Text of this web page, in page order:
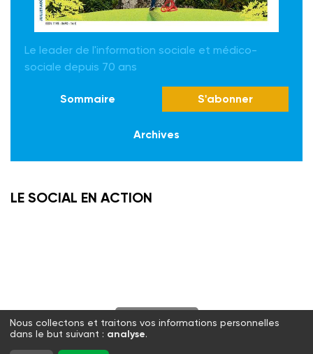
Le leader de l'information sociale et médico-
sociale depuis 70 ans
Sommaire S'abonner
Archives
LE SOCIAL EN ACTION
S'abonner
Twitter Facebook
Nous collectons et traitons vos informations personnelles
dans le but suivant : analyse.